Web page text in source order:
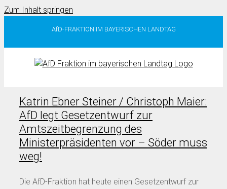
Zum Inhalt springen
AfD-FRAKTION IM BAYERISCHEN LANDTAG
Katrin Ebner Steiner / Christoph Maier:
AfD legt Gesetzentwurf zur
Amtszeitbegrenzung des
Ministerpräsidenten vor – Söder muss
weg!
Die AfD-Fraktion hat heute einen Gesetzentwurf zur